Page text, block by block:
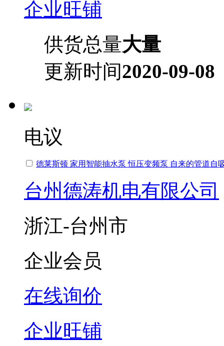
企业旺铺
供货总量大量
更新时间2020-09-08
电议
德莱斯顿 家用智能抽水泵 恒压变频泵 自来的管道自
台州德涛机电有限公司
浙江-台州市
企业会员
在线询价
企业旺铺